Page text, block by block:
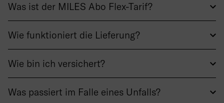
Was ist der MILES Abo Flex-Tarif?
Wie funktioniert die Lieferung?
Wie bin ich versichert?
Was passiert im Falle eines Unfalls?